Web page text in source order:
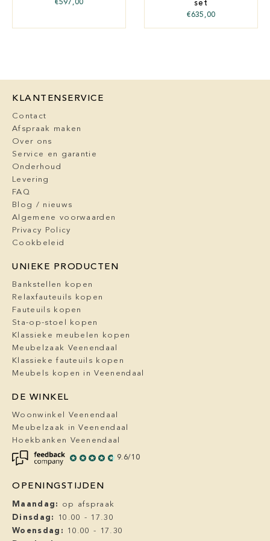
€597,00
set
€635,00
KLANTENSERVICE
Contact
Afspraak maken
Over ons
Service en garantie
Onderhoud
Levering
FAQ
Blog / nieuws
Algemene voorwaarden
Privacy Policy
Cookbeleid
UNIEKE PRODUCTEN
Bankstellen kopen
Relaxfauteuils kopen
Fauteuils kopen
Sta-op-stoel kopen
Klassieke meubelen kopen
Meubelzaak Veenendaal
Klassieke fauteuils kopen
Meubels kopen in Veenendaal
DE WINKEL
Woonwinkel Veenendaal
Meubelzaak in Veenendaal
Hoekbanken Veenendaal
9.6/10
OPENINGSTIJDEN
Maandag: op afspraak
Dinsdag: 10.00 - 17.30
Woensdag: 10.00 - 17.30